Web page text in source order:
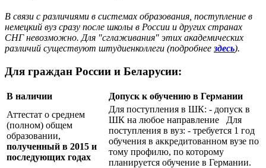
В связи с различиями в системах образования, поступление в
немецкий вуз сразу после школы в России и других странах
СНГ невозможно. Для "сглаживания" этих академических
различий существуют штудиенколлеги (подробнее здесь).
Для граждан России и Беларусии:
В наличии
Допуск к обучению в Германии
Аттестат о среднем
(полном) общем
образовании,
полученный в 2015 и
последующих годах
Для поступления в ШК: - допуск в
ШК на любое направление Для
поступления в вуз: - требуется 1 год
обучения в аккредитованном вузе по
тому профилю, по которому
планируется обучение в Германии.